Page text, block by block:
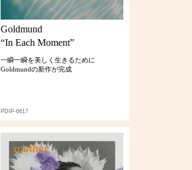
Goldmund
“In Each Moment”
一瞬一瞬を美しく生きるために
Goldmundの新作が完成
PDIP-6617